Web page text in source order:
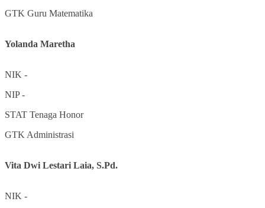
GTK Guru Matematika
Yolanda Maretha
NIK -
NIP-
STAT Tenaga Honor
GTK Administrasi
Vita Dwi Lestari Laia, S.Pd.
NIK -